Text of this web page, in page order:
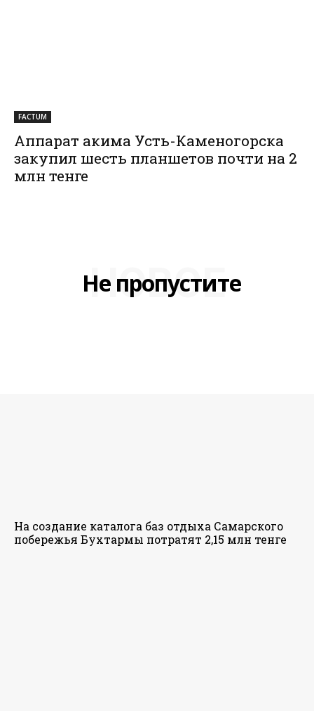
FACTUM
Аппарат акима Усть-Каменогорска
закупил шесть планшетов почти на 2
млн тенге
Не пропустите
НОВОЕ
На создание каталога баз отдыха Самарского
побережья Бухтармы потратят 2,15 млн тенге